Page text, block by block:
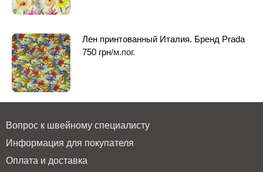
Лен принтованный Италия. Бренд Prada
750 грн/м.пог.
Вопрос к швейному специалисту
Информация для покупателя
Оплата и доставка